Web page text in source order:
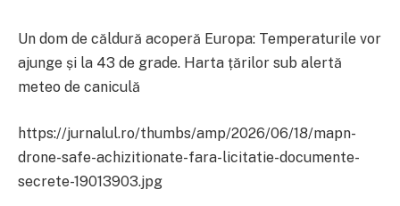
Un dom de căldură acoperă Europa: Temperaturile vor
ajunge și la 43 de grade. Harta țărilor sub alertă
meteo de caniculă
https://jurnalul.ro/thumbs/amp/2026/06/18/mapn-
drone-safe-achizitionate-fara-licitatie-documente-
secrete-19013903.jpg